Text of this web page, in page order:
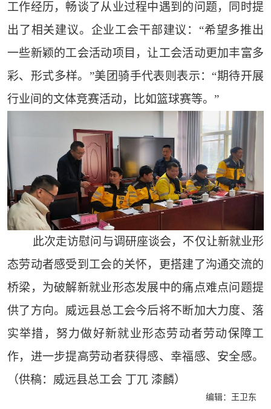
工作经历，畅谈了从业过程中遇到的问题，同时提
出了相关建议。企业工会干部建议：“希望多推出
一些新颖的工会活动项目，让工会活动更加丰富多
彩、形式多样。”美团骑手代表则表示：“期待开展
行业间的文体竞赛活动，比如篮球赛等。”
此次走访慰问与调研座谈会，不仅让新就业形
态劳动者感受到工会的关怀，更搭建了沟通交流的
桥梁，为破解新就业形态发展中的痛点难点问题提
供了方向。威远县总工会今后将不断加大力度、落
实举措，努力做好新就业形态劳动者劳动保障工
作，进一步提高劳动者获得感、幸福感、安全感。
（供稿：威远县总工会 丁兀 漆麟）
编辑：王卫东